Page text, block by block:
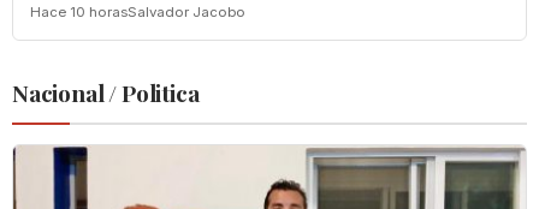
Hace 10 horasSalvador Jacobo
Nacional / Politica